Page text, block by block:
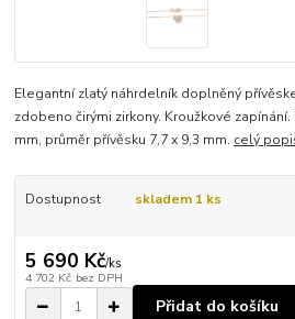
Elegantní zlatý náhrdelník doplněný
zdobeno čirými zirkony. Kroužkové
mm, průměr přívěsku 7,7 x 9,3 mm. celý
Dostupnost skladem 1 ks
5 690 Kč/ks
4 702 Kč bez DPH
Přidat do košíku